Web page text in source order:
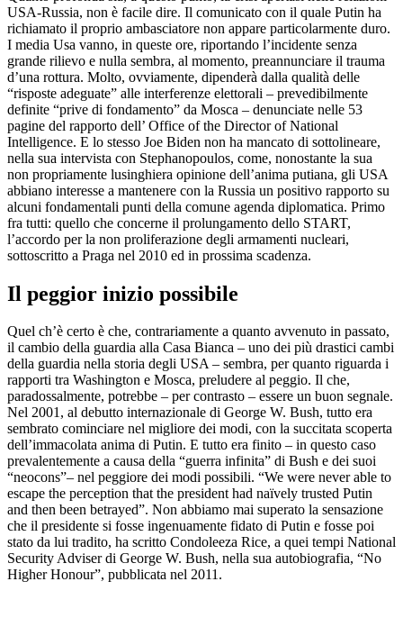
USA-Russia, non è facile dire. Il comunicato con il quale Putin ha
richiamato il proprio ambasciatore non appare particolarmente duro.
I media Usa vanno, in queste ore, riportando l’incidente senza
grande rilievo e nulla sembra, al momento, preannunciare il trauma
d’una rottura. Molto, ovviamente, dipenderà dalla qualità delle
“risposte adeguate” alle interferenze elettorali – prevedibilmente
definite “prive di fondamento” da Mosca – denunciate nelle 53
pagine del rapporto dell’ Office of the Director of National
Intelligence. E lo stesso Joe Biden non ha mancato di sottolineare,
nella sua intervista con Stephanopoulos, come, nonostante la sua
non propriamente lusinghiera opinione dell’anima putiana, gli USA
abbiano interesse a mantenere con la Russia un positivo rapporto su
alcuni fondamentali punti della comune agenda diplomatica. Primo
fra tutti: quello che concerne il prolungamento dello START,
l’accordo per la non proliferazione degli armamenti nucleari,
sottoscritto a Praga nel 2010 ed in prossima scadenza.
Il peggior inizio possibile
Quel ch’è certo è che, contrariamente a quanto avvenuto in passato,
il cambio della guardia alla Casa Bianca – uno dei più drastici cambi
della guardia nella storia degli USA – sembra, per quanto riguarda i
rapporti tra Washington e Mosca, preludere al peggio. Il che,
paradossalmente, potrebbe – per contrasto – essere un buon segnale.
Nel 2001, al debutto internazionale di George W. Bush, tutto era
sembrato cominciare nel migliore dei modi, con la succitata scoperta
dell’immacolata anima di Putin. E tutto era finito – in questo caso
prevalentemente a causa della “guerra infinita” di Bush e dei suoi
“neocons”– nel peggiore dei modi possibili. “We were never able to
escape the perception that the president had naïvely trusted Putin
and then been betrayed”. Non abbiamo mai superato la sensazione
che il presidente si fosse ingenuamente fidato di Putin e fosse poi
stato da lui tradito, ha scritto Condoleeza Rice, a quei tempi National
Security Adviser di George W. Bush, nella sua autobiografia, “No
Higher Honour”, pubblicata nel 2011.